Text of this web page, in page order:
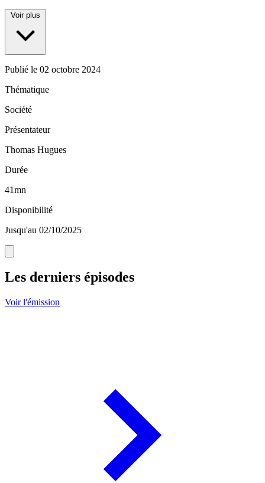
Voir plus
Publié le 02 octobre 2024
Thématique
Société
Présentateur
Thomas Hugues
Durée
41mn
Disponibilité
Jusqu'au 02/10/2025
Les derniers épisodes
Voir l'émission